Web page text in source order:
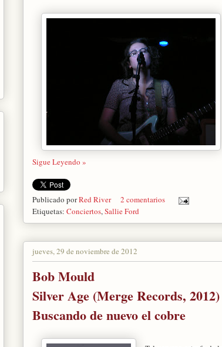
Sigue Leyendo »
Publicado porRed River
2 comentarios
Etiquetas: Conciertos,Sallie Ford
jueves, 29 de noviembre de 2012
Bob Mould
Silver Age (Merge Records, 2012)
Buscando de nuevo el cobre